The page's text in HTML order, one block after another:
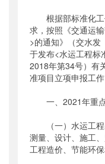
机构分类：水
主题分类：其他
公文类型：部
根据部标准化工
求，按照《交通运
>的通知》（交水发
于发布<水运工程标
2018年第34号）有
准项目立项申报工
一、2021年重点
（一）水运工程
测量、设计、施工
工程造价、节能环保